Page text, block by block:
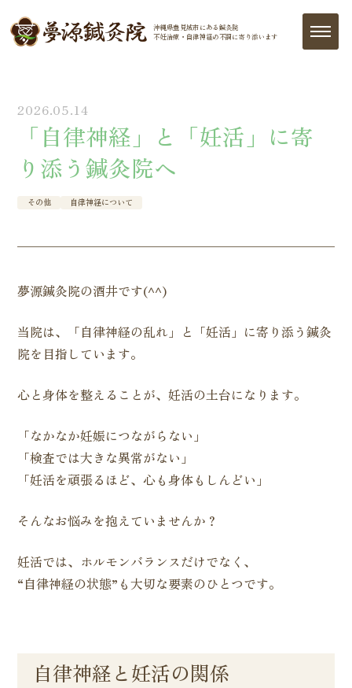
沖縄県豊見城市にある鍼灸院
不妊治療・自律神経の不調に寄り添います
2026.05.14
「自律神経」と「妊活」に寄
り添う鍼灸院へ
その他 自律神経について
夢源鍼灸院の酒井です(^^)
当院は、「自律神経の乱れ」と「妊活」に寄り添う鍼灸
院を目指しています。
心と身体を整えることが、妊活の土台になります。
「なかなか妊娠につながらない」
「検査では大きな異常がない」
「妊活を頑張るほど、心も身体もしんどい」
そんなお悩みを抱えていませんか？
妊活では、ホルモンバランスだけでなく、
“自律神経の状態”も大切な要素のひとつです。
自律神経と妊活の関係